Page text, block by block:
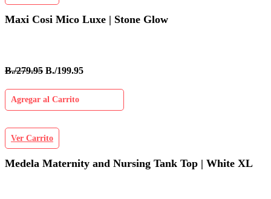
Maxi Cosi Mico Luxe | Stone Glow
B./279.95 B./199.95
Agregar al Carrito
Ver Carrito
Medela Maternity and Nursing Tank Top | White XL